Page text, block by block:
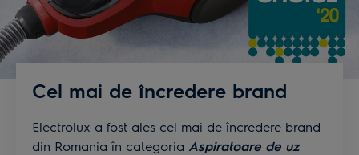
Cel mai de încredere brand
Electrolux a fost ales cel mai de încredere brand
din Romania în categoria Aspiratoare de uz